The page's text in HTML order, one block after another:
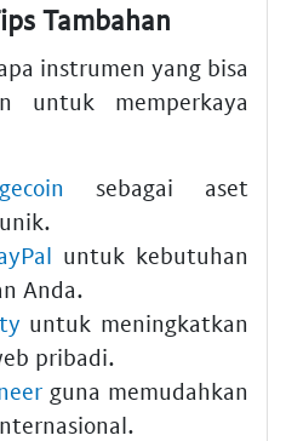
Tambahan
instrumen yang bisa
untuk memperkaya
sebagai aset
untuk kebutuhan
Anda.
untuk meningkatkan
pribadi.
guna memudahkan